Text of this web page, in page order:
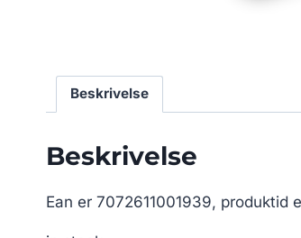
Beskrivelse
Beskrivelse
Ean er 7072611001939, produktid